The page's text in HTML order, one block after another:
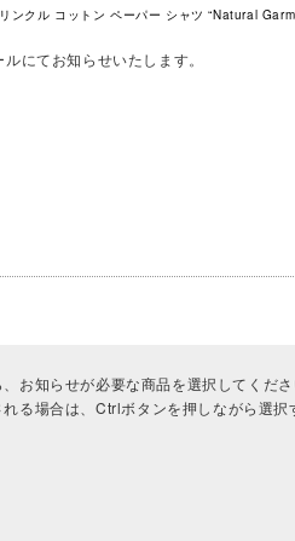
ンクル コットン ペーパー シャツ “Natural
にてお知らせいたします。
お知らせが必要な商品を選択してくださ
る場合は、Ctrlボタンを押しながら選択